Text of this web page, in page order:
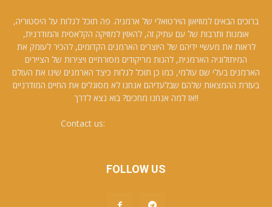
ברוכים הבאים למוזיאון הוירטואלי של ארמניה. פה תוכל לגלות על היסטוריה,
אומנות ותרבות של עם עתיק זה, להאזין למוזיקה הקלאסית והמודרנית,
לראות את מעשיי ידיהם של היוצרים הארמנים הקדומים, להכיר לעומק את
המיתולוגיה הארמנית, להנות מריקודים מסורתיים ויצירות של הציירים
הארמנים בעלי שם עולמי, כמו כן תוכל לגלות כיצד הארמנים שינו את העולם
בעזרת ההמצאות שלהם שבלעדיהם אנחנו לא מסוגלים את החיים המודרניים
!!אז למה אנחנו מחכים? בוא נצא לדרך
Contact us:
FOLLOW US